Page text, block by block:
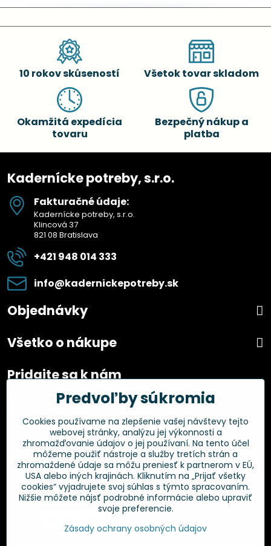
10 rokov skúseností Všetok tovar skladom
Okamžitá expedícia
tovaru
Bezpečný nákup a
platba
Kadernícke potreby, s.r.o.
Fakturačné údaje:
Kadernícke potreby, s.r.o.
Klincová 37
821 08 Bratislava
+421 948 014 333
info​@kadernickepotreby​.sk
Objednávky
Všetko o nákupe
Pridajte sa k nám
Facebook
Overené zákazníkmi
Predvoľby súkromia
Cookies používame na zlepšenie vašej návštevy tejto
webovej stránky, analýzu jej výkonnosti a
zhromažďovanie údajov o jej používaní. Na tento účel
môžeme použiť nástroje a služby tretích strán a
zhromaždené údaje sa môžu preniesť k partnerom v EÚ,
USA alebo iných krajinách. Kliknutím na „Prijať všetky
cookies“ vyjadrujete svoj súhlas s týmto spracovaním.
Nižšie môžete nájsť podrobné informácie alebo upraviť
svoje preferencie.
Zásady ochrany osobných údajov